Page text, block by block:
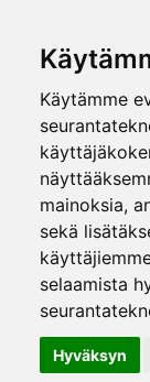
Käytämme
mainoksia,
sekä
selaamista
Hyväksyn